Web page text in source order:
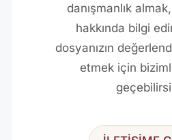
danışmanlık
hakkında bilgi
dosyanızın
etmek için